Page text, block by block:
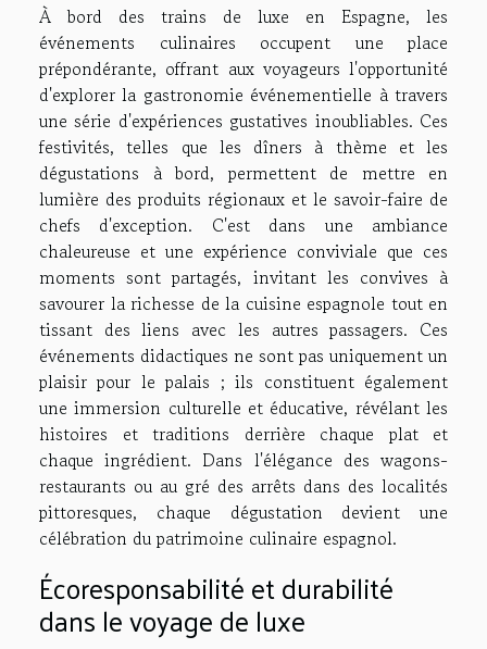
À bord des trains de luxe en Espagne, les
événements culinaires occupent une place
prépondérante, offrant aux voyageurs l'opportunité
d'explorer la gastronomie événementielle à travers
une série d'expériences gustatives inoubliables. Ces
festivités, telles que les dîners à thème et les
dégustations à bord, permettent de mettre en
lumière des produits régionaux et le savoir-faire de
chefs d'exception. C'est dans une ambiance
chaleureuse et une expérience conviviale que ces
moments sont partagés, invitant les convives à
savourer la richesse de la cuisine espagnole tout en
tissant des liens avec les autres passagers. Ces
événements didactiques ne sont pas uniquement un
plaisir pour le palais ; ils constituent également
une immersion culturelle et éducative, révélant les
histoires et traditions derrière chaque plat et
chaque ingrédient. Dans l'élégance des wagons-
restaurants ou au gré des arrêts dans des localités
pittoresques, chaque dégustation devient une
célébration du patrimoine culinaire espagnol.
Écoresponsabilité et durabilité
dans le voyage de luxe